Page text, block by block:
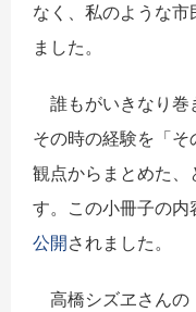
なく、私のような
ました。
誰もがいきなり巻
その時の経験を「そ
観点からまとめた
す。この小冊子の
公開されました。
高橋シズヱさんの